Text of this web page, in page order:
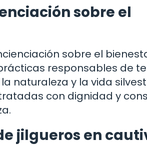
sobre el
sobre el
responsables de
naturaleza y la vida
con dignidad y
jilgueros en